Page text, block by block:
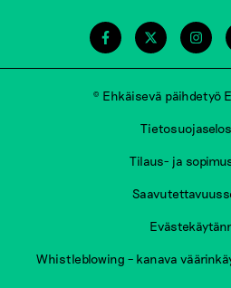
© Ehkäisevä päihdetyö
Tilaus- ja
Whistleblowing – kanava